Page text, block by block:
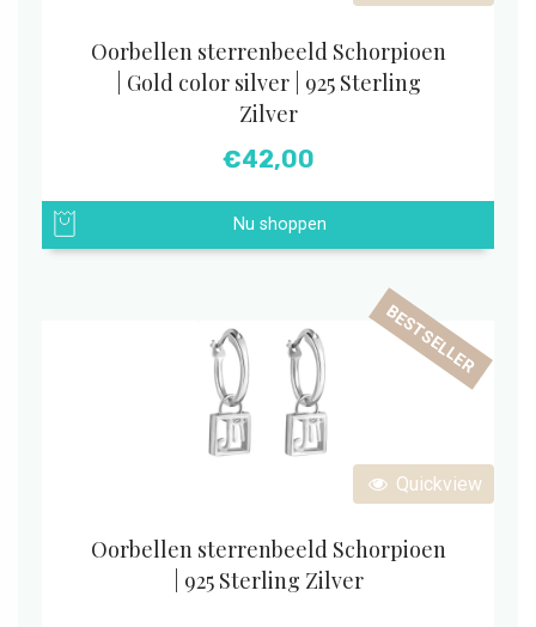
Oorbellen sterrenbeeld Schorpioen
| Gold color silver | 925 Sterling
Zilver
€42,00
Nu shoppen
Quickview
BESTSELLER
Oorbellen sterrenbeeld Schorpioen
| 925 Sterling Zilver